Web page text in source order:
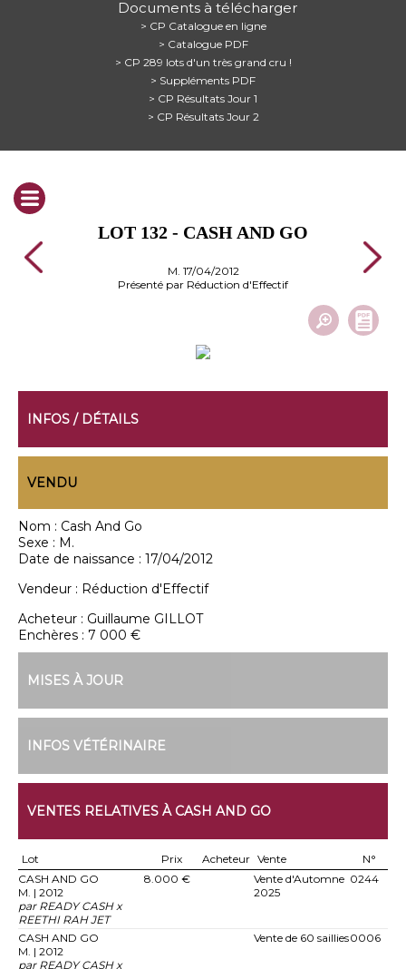
Documents à télécharger
> CP Catalogue en ligne
> Catalogue PDF
> CP 289 lots d'un très grand cru !
> Suppléments PDF
> CP Résultats Jour 1
> CP Résultats Jour 2
LOT 132 - CASH AND GO
M. 17/04/2012
Présenté par Réduction d'Effectif
INFOS / DÉTAILS
VENDU
Nom : Cash And Go
Sexe : M.
Date de naissance : 17/04/2012
Vendeur : Réduction d'Effectif
Acheteur : Guillaume GILLOT
Enchères : 7 000 €
MISES À JOUR
INFOS VÉTÉRINAIRE
VENTES RELATIVES À CASH AND GO
Lot Prix Acheteur Vente
N°
CASH AND GO
M. | 2012
par READY CASH x
REETHI RAH JET
8.000 €
Vente d'Automne
2025
0244
CASH AND GO
M. | 2012
par READY CASH x
Vente de 60 saillies0006